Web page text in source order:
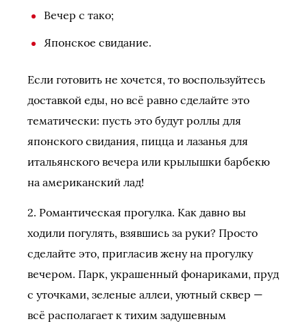
Вечер с тако;
Японское свидание.
Если готовить не хочется, то воспользуйтесь
доставкой еды, но всё равно сделайте это
тематически: пусть это будут роллы для
японского свидания, пицца и лазанья для
итальянского вечера или крылышки барбекю
на американский лад!
2. Романтическая прогулка. Как давно вы
ходили погулять, взявшись за руки? Просто
сделайте это, пригласив жену на прогулку
вечером. Парк, украшенный фонариками, пруд
с уточками, зеленые аллеи, уютный сквер —
всё располагает к тихим задушевным